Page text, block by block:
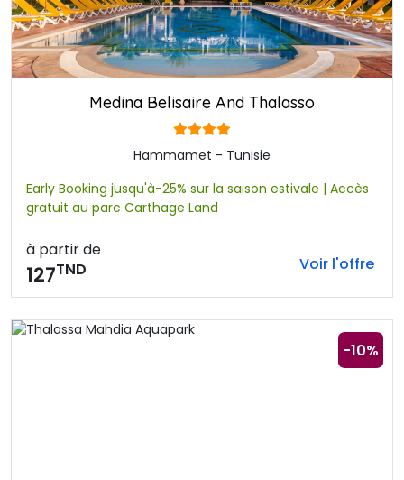
Medina Belisaire And Thalasso
Hammamet - Tunisie
Early Booking jusqu'à-25% sur la saison estivale | Accès
gratuit au parc Carthage Land
à partir de
127TND Voir l'offre
-10%